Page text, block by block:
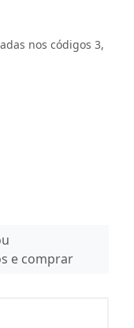
nos códigos 3,
e comprar